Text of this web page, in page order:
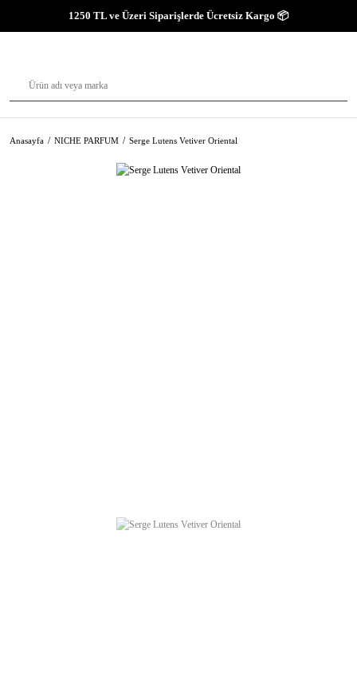
1250 TL ve Üzeri Siparişlerde Ücretsiz Kargo 📦
Anasayfa NICHE PARFUM Serge Lutens Vetiver Oriental